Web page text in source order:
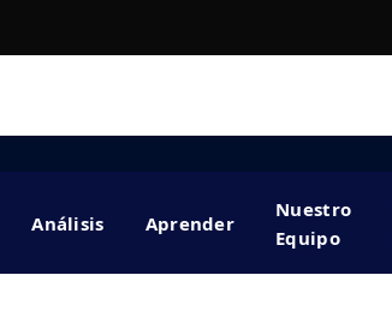
Análisis Aprender
Nuestro
Equipo